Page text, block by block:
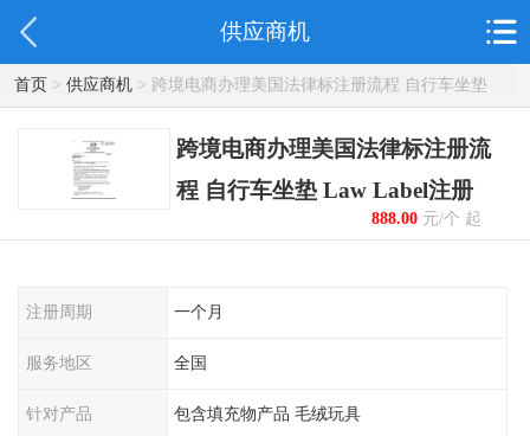
供应商机
首页> 供应商机> 跨境电商办理美国法律标注册流程 自行车坐垫
Law Label注册
跨境电商办理美国法律标注册流
程 自行车坐垫 Law Label注册
888.00元/个 起
注册周期 一个月
服务地区 全国
针对产品 包含填充物产品 毛绒玩具